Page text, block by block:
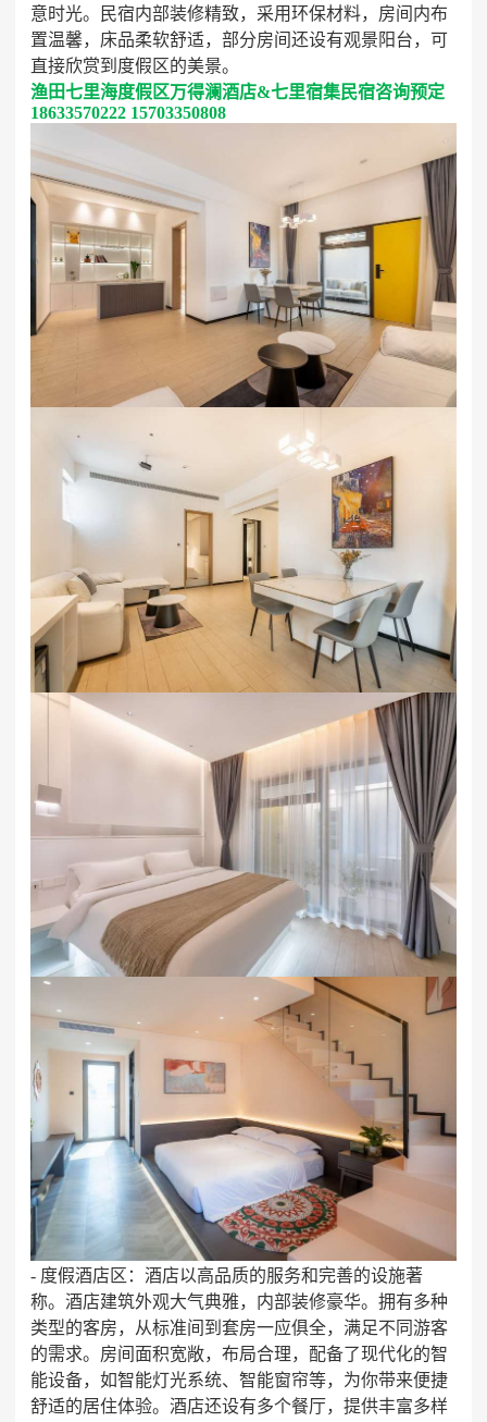
1. 度假区内住宿
- 特色民宿区：度假区内打造了风格各异的民宿集群，
建筑风格融合了当地的渔村文化与现代设计元素，白墙
青瓦、木质门窗，充满古朴的韵味。这里的民宿大多为
独栋小院，一般包含2 - 4间客房，适合家庭或小型团队
入住。每间民宿都配备了独立的庭院，庭院中设置了休
闲桌椅、秋千等设施，让你在私密的空间里也能享受惬
意时光。民宿内部装修精致，采用环保材料，房间内布
置温馨，床品柔软舒适，部分房间还设有观景阳台，可
直接欣赏到度假区的美景。
渔田七里海度假区万得澜酒店&七里宿集​民宿咨询预定
18633570222 15703350808